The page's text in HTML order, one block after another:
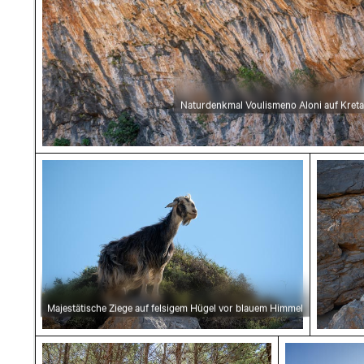
Naturdenkmal Voulismeno Aloni auf Kreta
Majestätische Ziege auf felsigem Hügel vor
Majestätische Ziege auf felsigem Hügel vor blauem Himmel
Kiefernwald mit Sonnenlicht und Schatten